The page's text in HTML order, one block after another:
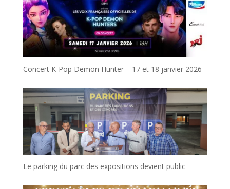
Concert K-Pop Demon Hunter – 17 et 18 janvier 2026
Le parking du parc des expositions devient public